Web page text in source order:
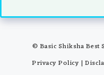
© Basic Shiksha
Privacy Policy |